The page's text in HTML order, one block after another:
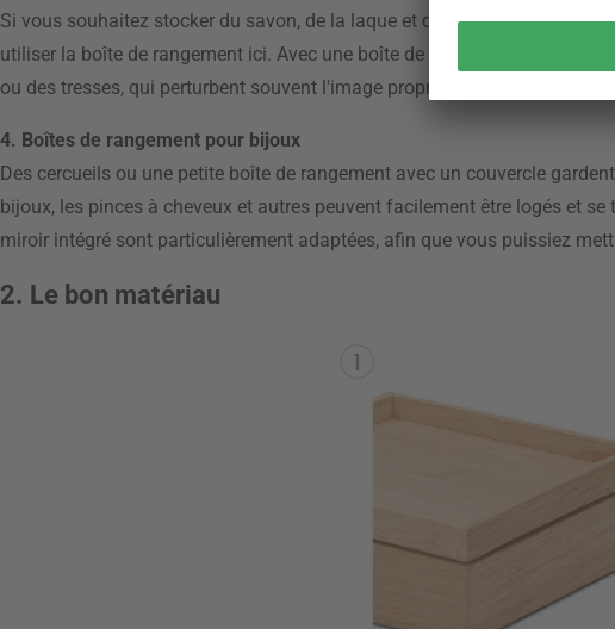
Si vous souhaitez stocker du savon, de la laque et d'autres produits
utiliser la boîte de rangement ici. Avec une boîte de rangement avec
ou des tresses, qui perturbent souvent l'image propre dans la salle de
4. Boîtes de rangement pour bijoux
Des cercueils ou une petite boîte de rangement avec un couvercle
bijoux, les pinces à cheveux et autres peuvent facilement être logés et
miroir intégré sont particulièrement adaptées, afin que vous puissiez
2. Le bon matériau